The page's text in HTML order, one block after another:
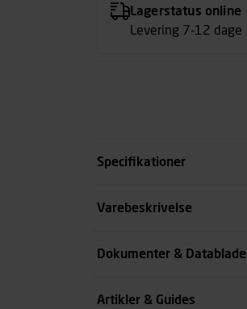
Lagerstatus online
Levering 7-12 dage
Specifikationer
Størrelse
Varebeskrivelse
Dokumenter & Datablade
Artikler & Guides